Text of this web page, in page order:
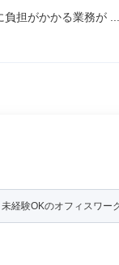
担がかかる業務が ...
経験OKのオフィスワー